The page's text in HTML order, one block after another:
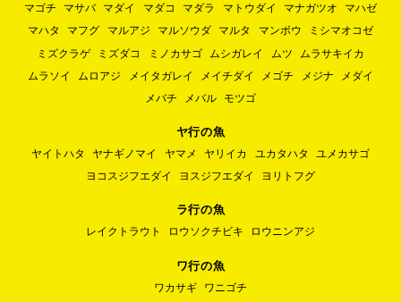
マゴチ
マサバ マダイ マダコ マダラ マトウダイ マナガツオ
マハゼ
マハタ
マフグ マルアジ マルソウダ マルタ マンボウ
ミシマオコゼ
ミズクラゲ
ミズダコ ミノカサゴ ムシガレイ ムツ
ムラサキイカ
ムラソイ
ムロアジ メイタガレイ メイチダイ メゴチ メジナ
メダイ
メバチ
メバル モツゴ
ヤ行の魚
ヤイトハタ ヤナギノマイ ヤマメ ヤリイカ ユカタハタ
ユメカサゴ
ヨコスジフエダイ
ヨスジフエダイ ヨリトフグ
ラ行の魚
レイクトラウト ロウソクチビキ ロウニンアジ
ワ行の魚
ワカサギ ワニゴチ